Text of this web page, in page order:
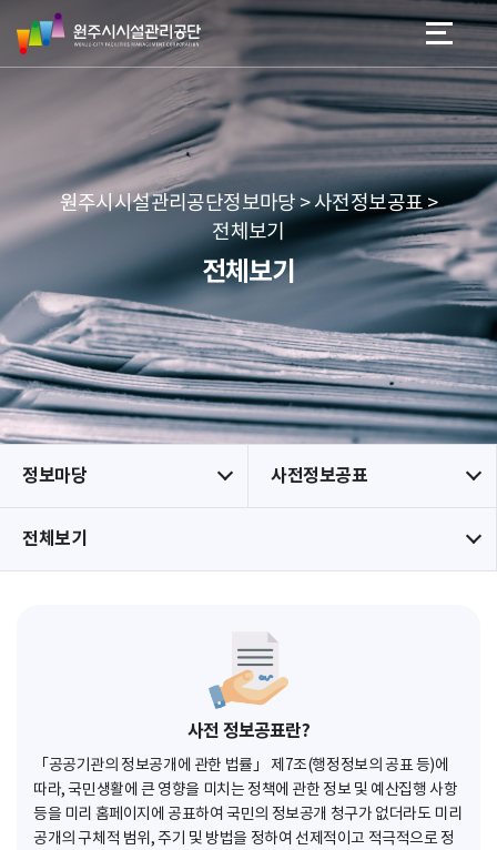
네
본문 바로가기
메뉴 바로가기
원
주
시
리
공
단
원주시시설관리공단정보마당 > 사전정보공표 >
전체보기
전체보기
정보마당 사전정보공표
전체보기
사전 정보공표란?
「공공기관의 정보공개에 관한 법률」 제7조(행정정보의 공표 등)에
따라, 국민생활에 큰 영향을 미치는 정책에 관한 정보 및 예산집행 사항
등을 미리 홈페이지에 공표하여 국민의 정보공개 청구가 없더라도 미리
공개의 구체적 범위, 주기 및 방법을 정하여 선제적이고 적극적으로 정